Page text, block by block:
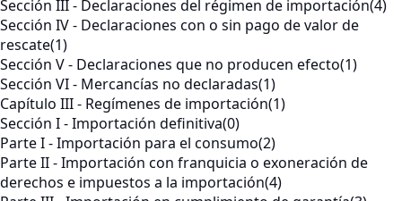
Sección III - Declaraciones del régimen de importación(4)
Sección IV - Declaraciones con o sin pago de valor de
rescate(1)
Sección V - Declaraciones que no producen efecto(1)
Sección VI - Mercancías no declaradas(1)
Capítulo III - Regímenes de importación(1)
Sección I - Importación definitiva(0)
Parte I - Importación para el consumo(2)
Parte II - Importación con franquicia o exoneración de
derechos e impuestos a la importación(4)